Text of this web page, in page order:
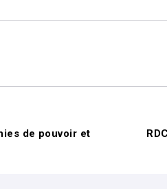
de pouvoir et